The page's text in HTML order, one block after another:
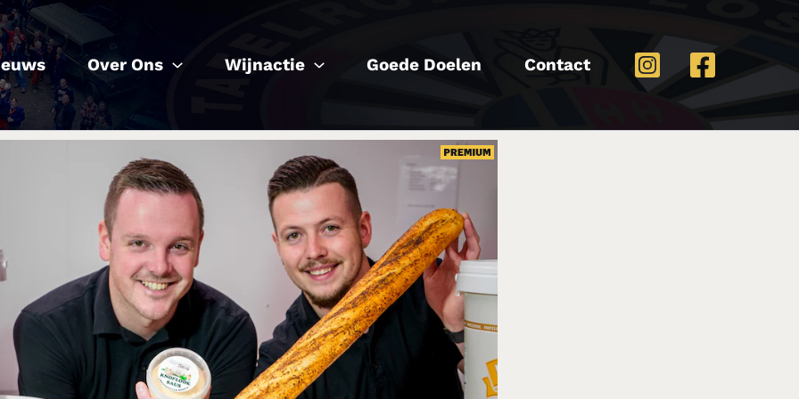
Over Ons Wijnactie Goede Doelen Contact